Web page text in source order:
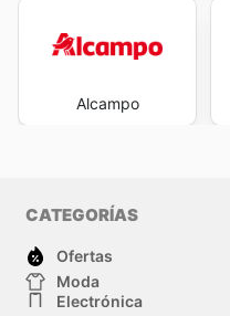
Alcampo
CATEGORÍAS
Ofertas
Moda
Electrónica